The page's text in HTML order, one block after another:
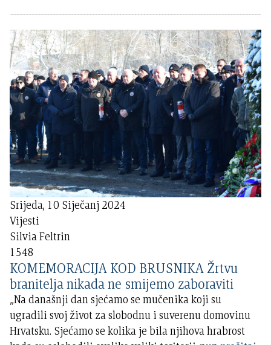
Srijeda, 10 Siječanj 2024
Vijesti
Silvia Feltrin
1548
KOMEMORACIJA KOD BRUSNIKA Žrtvu
branitelja nikada ne smijemo zaboraviti
„Na današnji dan sjećamo se mučenika koji su
ugradili svoj život za slobodnu i suverenu domovinu
Hrvatsku. Sjećamo se kolika je bila njihova hrabrost